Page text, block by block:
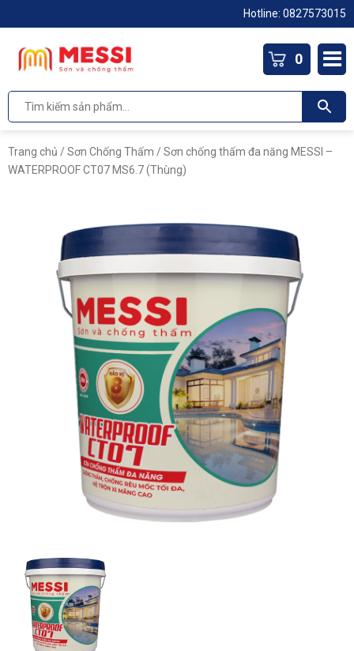
Hotline: 0827573015
0
Trang chủ /Sơn Chống Thấm / Sơn chống thấm đa năng MESSI –
WATERPROOF CT07 MS6.7 (Thùng)